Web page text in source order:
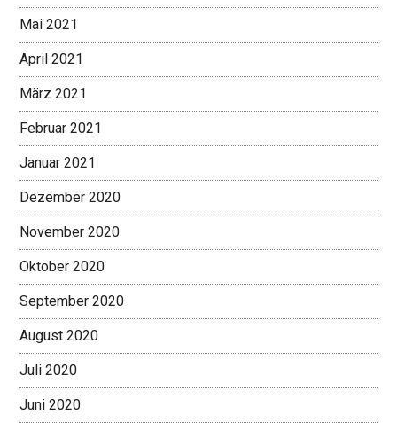
Mai 2021
April 2021
März 2021
Februar 2021
Januar 2021
Dezember 2020
November 2020
Oktober 2020
September 2020
August 2020
Juli 2020
Juni 2020